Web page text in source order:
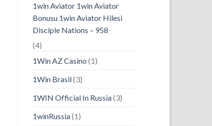
1win Aviator 1win Aviator
Bonusu 1win Aviator Hilesi
Disciple Nations – 958
(4)
1Win AZ Casino (1)
1Win Brasil(3)
1WIN Official In Russia(3)
1winRussia(1)